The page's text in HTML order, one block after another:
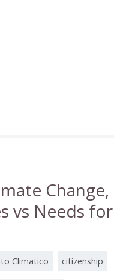
Change,
vs Needs for
Climatico citizenship